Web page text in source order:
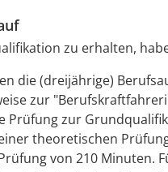
zu erhalten,
die (dreijährige)
zur
Prüfung zur
iner theoretischen
von 210 Minuten.